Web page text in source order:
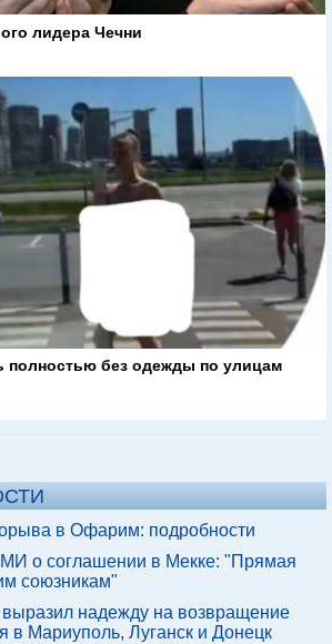
лидера Чечни
полностью без одежды по улицам
в Офарим: подробности
о соглашении в Мекке: "Прямая
союзникам"
надежду на возвращение
в Мариуполь, Луганск и Донецк